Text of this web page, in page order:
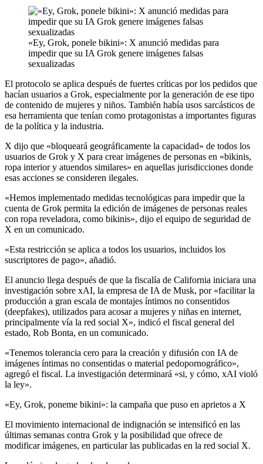
«Ey, Grok, ponele bikini»: X anunció medidas para
impedir que su IA Grok genere imágenes falsas
sexualizadas
El protocolo se aplica después de fuertes críticas por los pedidos que
hacían usuarios a Grok, especialmente por la generación de ese tipo
de contenido de mujeres y niños. También había usos sarcásticos de
esa herramienta que tenían como protagonistas a importantes figuras
de la política y la industria.
X dijo que «bloqueará geográficamente la capacidad» de todos los
usuarios de Grok y X para crear imágenes de personas en «bikinis,
ropa interior y atuendos similares» en aquellas jurisdicciones donde
esas acciones se consideren ilegales.
«Hemos implementado medidas tecnológicas para impedir que la
cuenta de Grok permita la edición de imágenes de personas reales
con ropa reveladora, como bikinis», dijo el equipo de seguridad de
X en un comunicado.
«Esta restricción se aplica a todos los usuarios, incluidos los
suscriptores de pago», añadió.
El anuncio llega después de que la fiscalía de California iniciara una
investigación sobre xAI, la empresa de IA de Musk, por «facilitar la
producción a gran escala de montajes íntimos no consentidos
(deepfakes), utilizados para acosar a mujeres y niñas en internet,
principalmente vía la red social X», indicó el fiscal general del
estado, Rob Bonta, en un comunicado.
«Tenemos tolerancia cero para la creación y difusión con IA de
imágenes íntimas no consentidas o material pedopornográfico»,
agregó el fiscal. La investigación determinará «si, y cómo, xAI violó
la ley».
«Ey, Grok, poneme bikini»: la campaña que puso en aprietos a X
El movimiento internacional de indignación se intensificó en las
últimas semanas contra Grok y la posibilidad que ofrece de
modificar imágenes, en particular las publicadas en la red social X.